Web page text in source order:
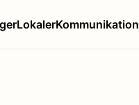
LokalerKommunikation